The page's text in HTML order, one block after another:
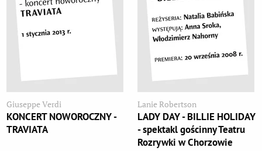
Giuseppe Verdi
KONCERT NOWOROCZNY -
TRAVIATA
Lanie Robertson
LADY DAY - BILLIE HOLIDAY
- spektakl gościnny Teatru
Rozrywki w Chorzowie